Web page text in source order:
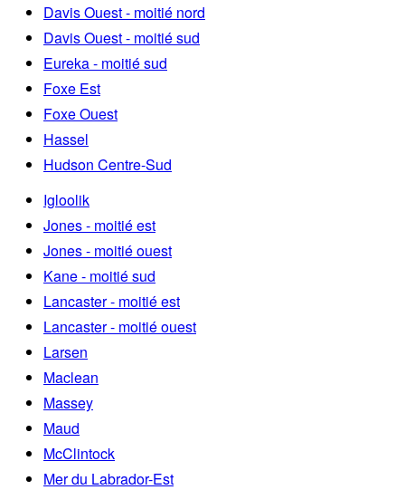
Davis Ouest - moitié nord
Davis Ouest - moitié sud
Eureka - moitié sud
Foxe Est
Foxe Ouest
Hassel
Hudson Centre-Sud
Igloolik
Jones - moitié est
Jones - moitié ouest
Kane - moitié sud
Lancaster - moitié est
Lancaster - moitié ouest
Larsen
Maclean
Massey
Maud
McClintock
Mer du Labrador-Est